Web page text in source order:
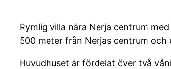
Rymlig villa nära Nerja centrum
500 meter från Nerjas centrum
Huvudhuset är fördelat över två